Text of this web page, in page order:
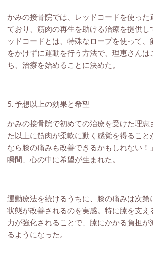
かみの接骨院では、レッドコードを使った
ており、筋肉の再生を助ける治療を提供し
ッドコードとは、特殊なロープを使って、
をかけずに運動を行う方法で、理恵さんは
ち、治療を始めることに決めた。
5. 予想以上の効果と希望
かみの接骨院で初めての治療を受けた理恵
た以上に筋肉が柔軟に動く感覚を得ること
なら膝の痛みも改善できるかもしれない！
瞬間、心の中に希望が生まれた。
運動療法を続けるうちに、膝の痛みは次第
状態が改善されるのを実感。特に膝を支え
力が強化されることで、膝にかかる負担が
るようになった。